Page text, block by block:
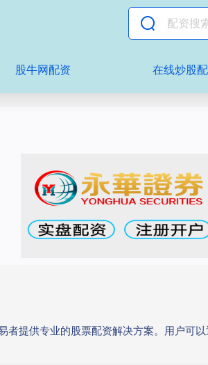
股牛网配资 在线炒股
提供专业的股票配资解决方案。用户可